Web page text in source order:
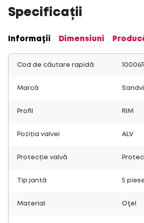
Specificații
Informații Dimensiuni
Cod de căutare rapidă
Marcă
Profil RIM
Poziția valvei ALV
Protecție valvă
Tip jantă 5
Material Oţel